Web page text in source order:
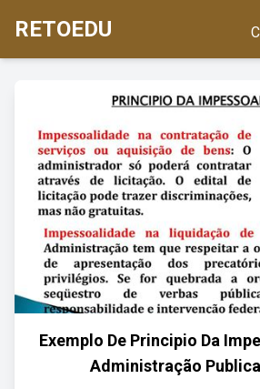
RETOEDU
Exemplo De Principio Da
Administração